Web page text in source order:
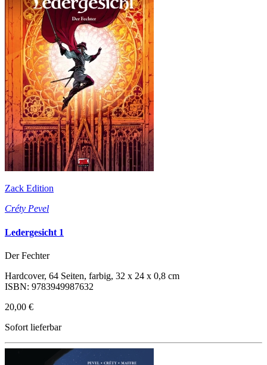
Zack Edition
Créty Pevel
Ledergesicht 1
Der Fechter
Hardcover, 64 Seiten, farbig, 32 x 24 x 0,8 cm
ISBN: 9783949987632
20,00 €
Sofort lieferbar